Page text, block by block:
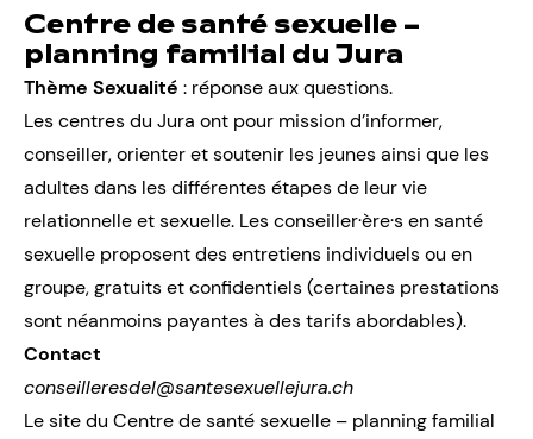
Centre de santé sexuelle –
planning familial du Jura
Thème Sexualité : réponse aux questions.
Les centres du Jura ont pour mission d’informer,
conseiller, orienter et soutenir les jeunes ainsi que les
adultes dans les différentes étapes de leur vie
relationnelle et sexuelle. Les conseiller·ère·s en santé
sexuelle proposent des entretiens individuels ou en
groupe, gratuits et confidentiels (certaines prestations
sont néanmoins payantes à des tarifs abordables).
Contact
conseilleresdel@santesexuellejura.ch
Le site du Centre de santé sexuelle – planning familial